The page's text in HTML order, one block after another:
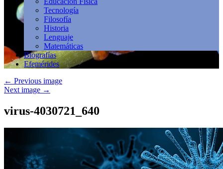
Tecnología
Filosofía
Historia
Lenguaje
Matemáticas
Biografías
Efemérides
← Previous image
Next image →
virus-4030721_640